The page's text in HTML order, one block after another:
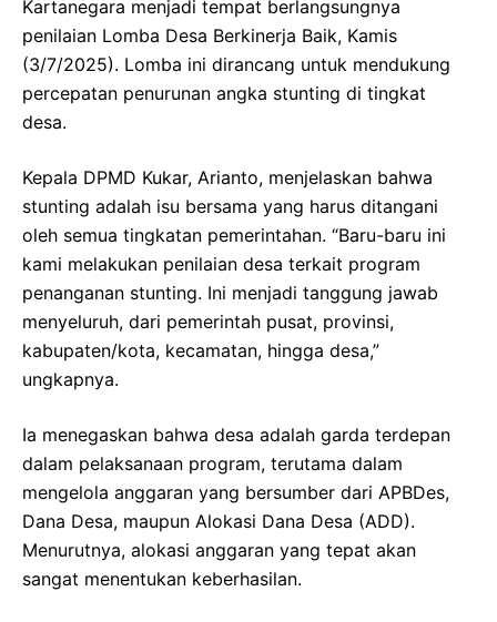
Kartanegara menjadi tempat berlangsungnya
penilaian Lomba Desa Berkinerja Baik, Kamis
(3/7/2025). Lomba ini dirancang untuk mendukung
percepatan penurunan angka stunting di tingkat
desa.
Kepala DPMD Kukar, Arianto, menjelaskan bahwa
stunting adalah isu bersama yang harus ditangani
oleh semua tingkatan pemerintahan. “Baru-baru ini
kami melakukan penilaian desa terkait program
penanganan stunting. Ini menjadi tanggung jawab
menyeluruh, dari pemerintah pusat, provinsi,
kabupaten/kota, kecamatan, hingga desa,”
ungkapnya.
Ia menegaskan bahwa desa adalah garda terdepan
dalam pelaksanaan program, terutama dalam
mengelola anggaran yang bersumber dari APBDes,
Dana Desa, maupun Alokasi Dana Desa (ADD).
Menurutnya, alokasi anggaran yang tepat akan
sangat menentukan keberhasilan.